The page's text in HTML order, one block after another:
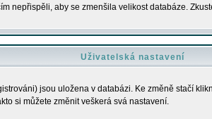
nepřispěli, aby se zmenšila velikost databáze.
Uživatelská nastavení
jsou uložena v databázi. Ke změně stačí
si můžete změnit veškerá svá nastavení.